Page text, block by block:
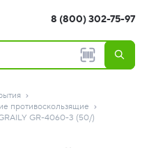
8 (800) 302-75-97
противоскользящие
GR-4060-3 (50/)